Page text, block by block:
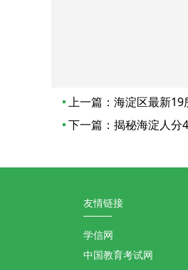
上一篇： 海淀区最新19
下一篇： 揭秘海淀人分
友情链接
学信网
中国教育考试网